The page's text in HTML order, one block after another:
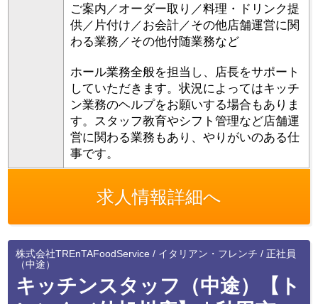
ご案内／オーダー取り／料理・ドリンク提
供／片付け／お会計／その他店舗運営に関
わる業務／その他付随業務など
ホール業務全般を担当し、店長をサポート
していただきます。状況によってはキッチ
ン業務のヘルプをお願いする場合もありま
す。スタッフ教育やシフト管理など店舗運
営に関わる業務もあり、やりがいのある仕
事です。
求人情報詳細へ
株式会社TREnTAFoodService / イタリアン・フレンチ / 正社員
（中途）
キッチンスタッフ（中途）【ト